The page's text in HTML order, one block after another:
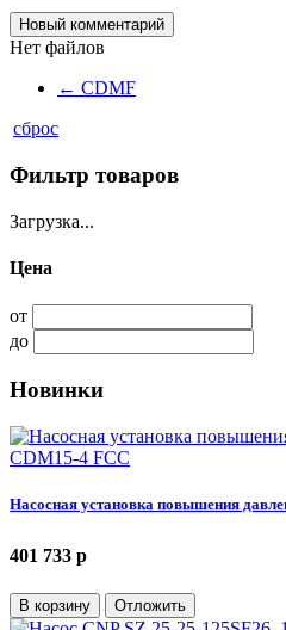
Новый комментарий
Нет файлов
← CDMF
сброс
Фильтр товаров
Загрузка...
Цена
от
до
Новинки
Насосная установка повышения
401 733 p
В корзину Отложить